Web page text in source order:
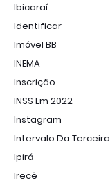
Ibicaraí
Identificar
Imóvel BB
INEMA
Inscrição
INSS Em 2022
Instagram
Intervalo Da Terceira
Ipirá
Irecê